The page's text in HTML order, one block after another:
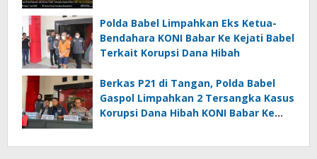
Polda Babel Limpahkan Eks Ketua-
Bendahara KONI Babar Ke Kejati Babel
Terkait Korupsi Dana Hibah
Berkas P21 di Tangan, Polda Babel
Gaspol Limpahkan 2 Tersangka Kasus
Korupsi Dana Hibah KONI Babar Ke